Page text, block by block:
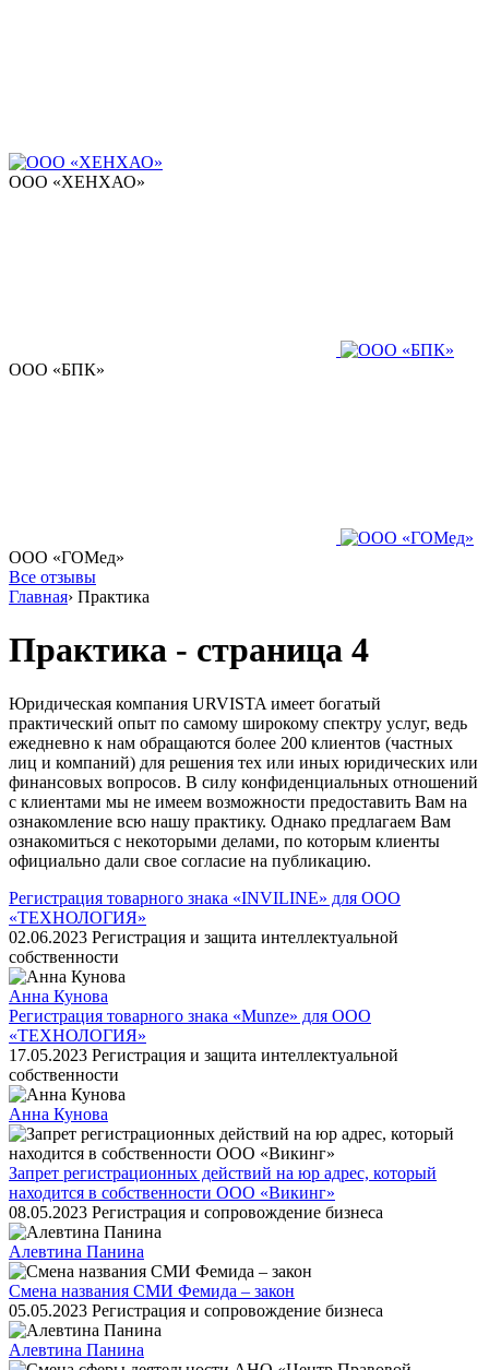
ООО «ХЕНХАО»
ООО «БПК»
ООО «ГОМед»
Все отзывы
Главная› Практика
Практика - страница 4
Юридическая компания URVISTA имеет богатый
практический опыт по самому широкому спектру услуг, ведь
ежедневно к нам обращаются более 200 клиентов (частных
лиц и компаний) для решения тех или иных юридических или
финансовых вопросов. В силу конфиденциальных отношений
с клиентами мы не имеем возможности предоставить Вам на
ознакомление всю нашу практику. Однако предлагаем Вам
ознакомиться с некоторыми делами, по которым клиенты
официально дали свое согласие на публикацию.
Регистрация товарного знака «INVILINE» для ООО
«ТЕХНОЛОГИЯ»
02.06.2023 Регистрация и защита интеллектуальной
собственности
Анна Кунова
Регистрация товарного знака «Munze» для ООО
«ТЕХНОЛОГИЯ»
17.05.2023 Регистрация и защита интеллектуальной
собственности
Анна Кунова
Запрет регистрационных действий на юр адрес, который
находится в собственности ООО «Викинг»
08.05.2023 Регистрация и сопровождение бизнеса
Алевтина Панина
Смена названия СМИ Фемида – закон
05.05.2023 Регистрация и сопровождение бизнеса
Алевтина Панина